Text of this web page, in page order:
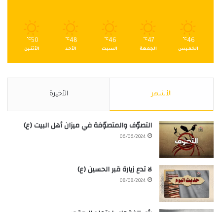
46
℃
الخميس
47
℃
الجمعة
46
℃
السبت
48
℃
الأحد
50
℃
الأثنين
الأشهر الأخيرة
التصوّف والمتصوّفة في ميزان أهل البيت (ع)
06/06/2024
لا تدع زيارة قبر الحسين (ع)
08/08/2024